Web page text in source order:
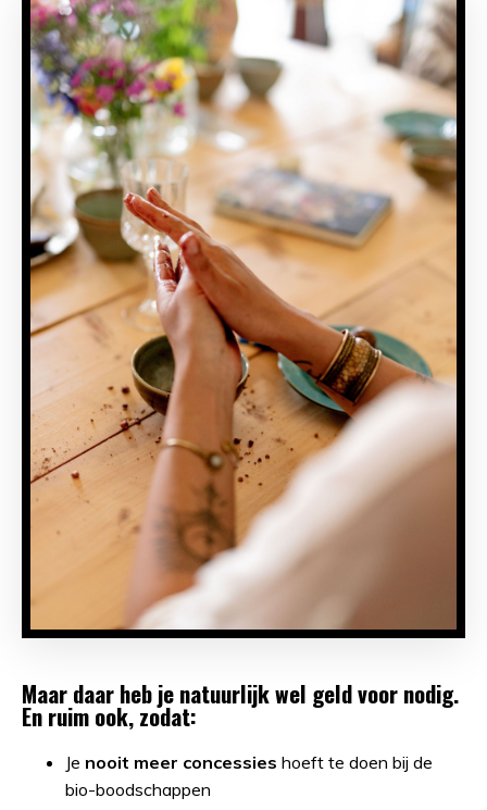
Maar daar heb je natuurlijk wel geld voor nodig.
En ruim ook, zodat:
Je nooit meer concessies hoeft te doen bij de
bio-boodschappen